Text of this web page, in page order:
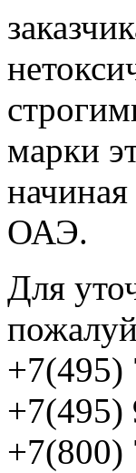
марки
ОАЭ.
Для
+7(495)
+7(495)
+7(800)